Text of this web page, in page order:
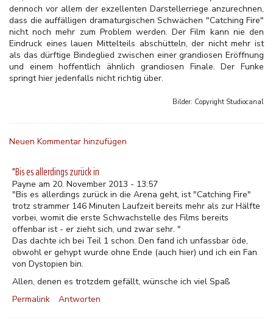
dennoch vor allem der exzellenten Darstellerriege anzurechnen,
dass die auffälligen dramaturgischen Schwächen "Catching Fire"
nicht noch mehr zum Problem werden. Der Film kann nie den
Eindruck eines lauen Mittelteils abschütteln, der nicht mehr ist
als das dürftige Bindeglied zwischen einer grandiosen Eröffnung
und einem hoffentlich ähnlich grandiosen Finale. Der Funke
springt hier jedenfalls nicht richtig über.
Bilder: Copyright Studiocanal
Neuen Kommentar hinzufügen
"Bis es allerdings zurück in
Payne am 20. November 2013 - 13:57
"Bis es allerdings zurück in die Arena geht, ist "Catching Fire"
trotz strammer 146 Minuten Laufzeit bereits mehr als zur Hälfte
vorbei, womit die erste Schwachstelle des Films bereits
offenbar ist - er zieht sich, und zwar sehr. "
Das dachte ich bei Teil 1 schon. Den fand ich unfassbar öde,
obwohl er gehypt wurde ohne Ende (auch hier) und ich ein Fan
von Dystopien bin.
Allen, denen es trotzdem gefällt, wünsche ich viel Spaß
Permalink
Antworten